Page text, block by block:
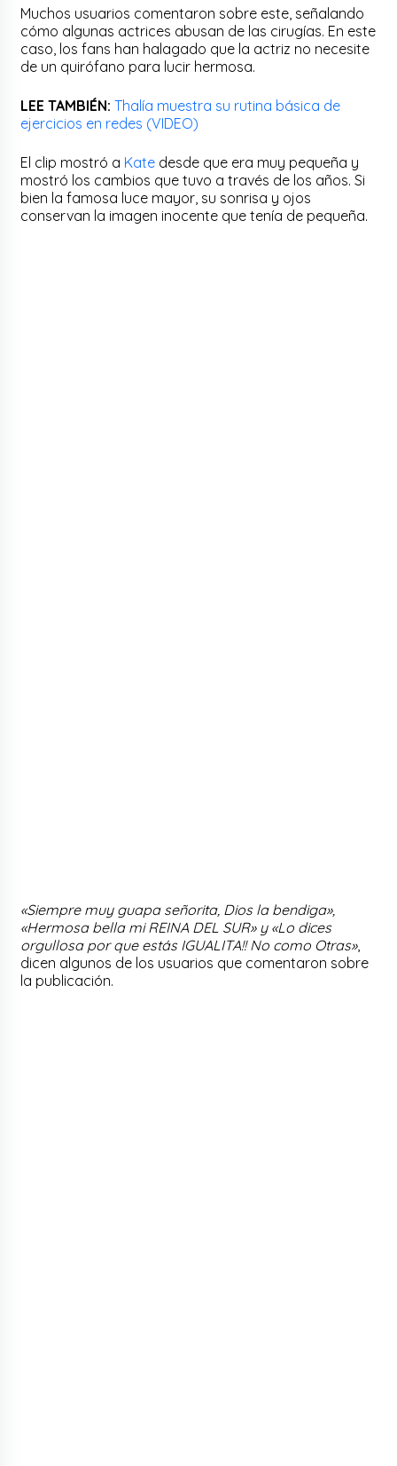
Muchos usuarios comentaron sobre este, señalando
cómo algunas actrices abusan de las cirugías. En este
caso, los fans han halagado que la actriz no necesite
de un quirófano para lucir hermosa.
LEE TAMBIÉN: Thalía muestra su rutina básica de
ejercicios en redes (VIDEO)
El clip mostró a Kate desde que era muy pequeña y
mostró los cambios que tuvo a través de los años. Si
bien la famosa luce mayor, su sonrisa y ojos
conservan la imagen inocente que tenía de pequeña.
«Siempre muy guapa señorita, Dios la bendiga»,
«Hermosa bella mi REINA DEL SUR» y «Lo dices
orgullosa por que estás IGUALITA!! No como Otras»,
dicen algunos de los usuarios que comentaron sobre
la publicación.